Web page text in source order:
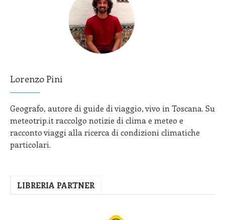
Lorenzo Pini
Geografo, autore di guide di viaggio, vivo in Toscana. Su
meteotrip.it raccolgo notizie di clima e meteo e
racconto viaggi alla ricerca di condizioni climatiche
particolari.
LIBRERIA PARTNER